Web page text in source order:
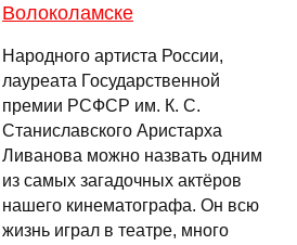
Волоколамске
Народного артиста России,
лауреата Государственной
премии РСФСР им. К. С.
Станиславского Аристарха
Ливанова можно назвать одним
из самых загадочных актёров
нашего кинематографа. Он всю
жизнь играл в театре, много